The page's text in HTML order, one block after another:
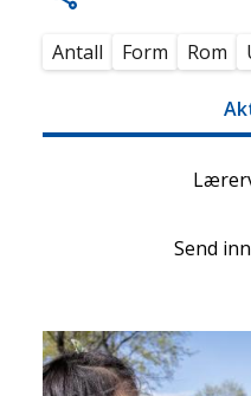
Antall Form Rom
Send